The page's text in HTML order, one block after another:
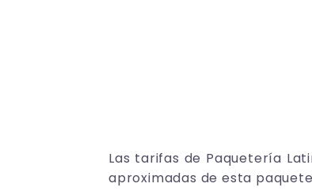
Las tarifas de Paquetería
aproximadas de esta